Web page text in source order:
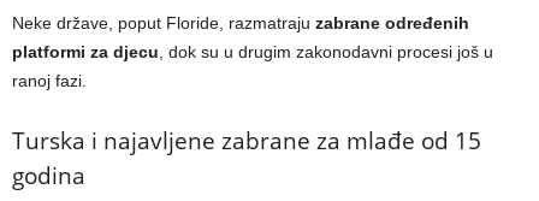
Neke države, poput Floride, razmatraju zabrane određenih
platformi za djecu, dok su u drugim zakonodavni procesi još u
ranoj fazi.
Turska i najavljene zabrane za mlađe od 15
godina